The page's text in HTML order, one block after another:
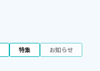
特集 お知らせ